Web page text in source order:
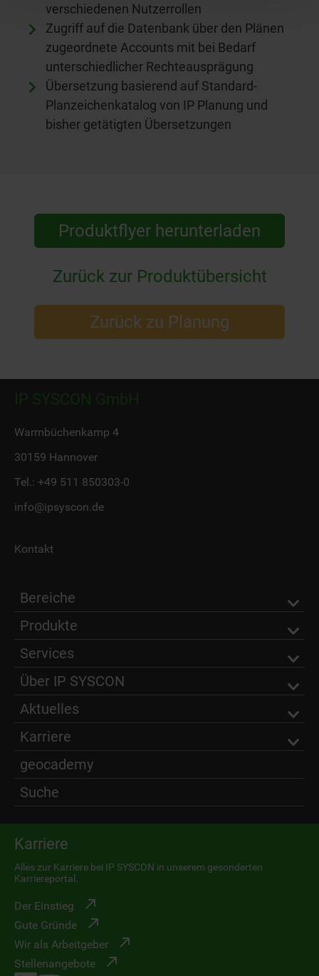
verschiedenen Nutzerrollen
Zugriff auf die Datenbank über den Plänen
zugeordnete Accounts mit bei Bedarf
unterschiedlicher Rechteausprägung
Übersetzung basierend auf Standard-
Planzeichenkatalog von IP Planung und
bisher getätigten Übersetzungen
Produktflyer herunterladen
Zurück zur Produktübersicht
Zurück zu Planung
IP SYSCON GmbH
Warmbüchenkamp 4
30159 Hannover
Tel.: +49 511 850303-0
info@ipsyscon.de
Kontakt
Bereiche
Produkte
Services
Über IP SYSCON
Aktuelles
Karriere
geocademy
Suche
Karriere
Alles zur Karriere bei IP SYSCON in unserem gesonderten
Karriereportal.
Der Einstieg
Gute Gründe
Wir als Arbeitgeber
Stellenangebote